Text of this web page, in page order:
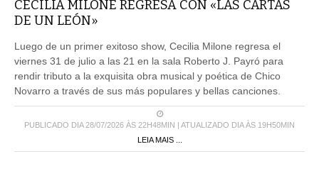
CECILIA MILONE REGRESA CON «LAS CARTAS
DE UN LEÓN»
Luego de un primer exitoso show, Cecilia Milone regresa el
viernes 31 de julio a las 21 en la sala Roberto J. Payró para
rendir tributo a la exquisita obra musical y poética de Chico
Novarro a través de sus más populares y bellas canciones.
PUBLICADO DIA 28/07/2026 ÀS 22H48MIN | ATUALIZADO DIA ÀS 19H50MIN
LEIA MAIS ...